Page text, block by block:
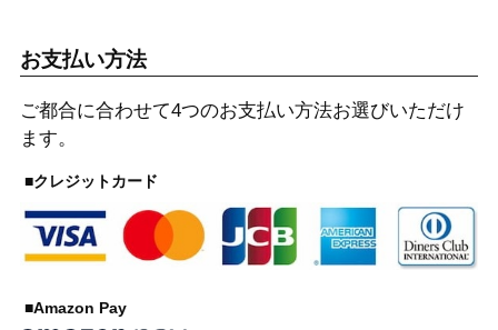
お支払い方法
ご都合に合わせて4つのお支払い方法お選びいただけ
ます。
■クレジットカード
■Amazon Pay